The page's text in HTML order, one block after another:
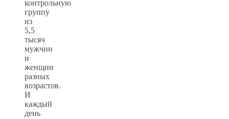
контрольную
группу
из
5,5
тысяч
мужчин
и
женщин
разных
возрастов.
И
каждый
день